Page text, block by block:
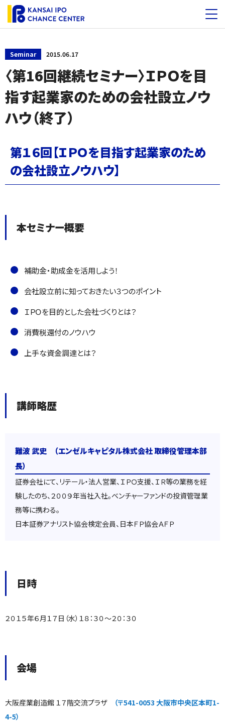
Seminar 2015.06.17
〈第16回継続セミナー〉ＩＰＯを目
指す起業家のための会社設立ノウ
ハウ（終了）
第１６回【ＩＰＯを目指す起業家のため
の会社設立ノウハウ】
本セミナー概要
補助金・助成金を活用しよう！
会社設立前に知っておきたい３つのポイント
ＩＰＯを目的とした会社づくりとは？
消費税還付のノウハウ
上手な資金調達とは？
講師略歴
難波 武史 （エンゼルキャピタル株式会社 取締役管理本部
長）
証券会社にて、リテール・法人営業、ＩＰＯ支援、ＩＲ等の業務を経
験したのち、２００９年当社入社。ベンチャーファンドの投資管理業
務等に携わる。
日本証券アナリスト協会検定会員、日本ＦＰ協会ＡＦＰ
日時
２０１５年６月１７日（水）１８：３０～２０：３０
会場
大阪産業創造館 １７階交流プラザ
（〒541-0053 大阪市中央区本町1-
4-5）